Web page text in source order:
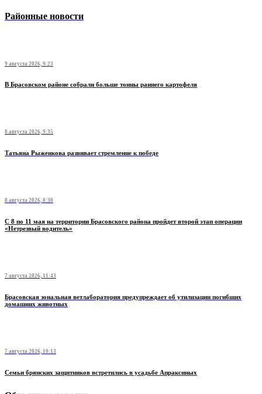
Районные новости
9 августа 2026, 9:23
В Брасовском районе собрали больше тонны раннего картофеля
8 августа 2026, 9:35
Татьяна Рыженкова развивает стремление к победе
8 августа 2026, 8:30
С 8 по 11 мая на территории Брасовского района пройдет второй этап операции
«Нетрезвый водитель»
7 августа 2026, 11:43
Брасовская зональная ветлаборатория предупреждает об утилизации погибших
домашних животных
7 августа 2026, 10:13
Семьи брянских защитников встретились в усадьбе Апраксиных